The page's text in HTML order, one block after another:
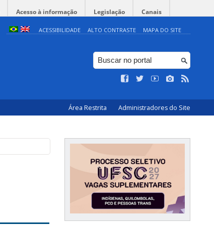
Acesso à informação Legislação Canais
ACESSIBILIDADE ALTO CONTRASTE MAPA DO SITE
Área Restrita Administradores do Site